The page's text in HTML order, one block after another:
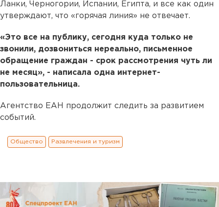
Ланки, Черногории, Испании, Египта, и все как один
утверждают, что «горячая линия» не отвечает.
«Это все на публику, сегодня куда только не
звонили, дозвониться нереально, письменное
обращение граждан - срок рассмотрения чуть ли
не месяц», - написала одна интернет-
пользовательница.
Агентство ЕАН продолжит следить за развитием
событий.
Общество Развлечения и туризм